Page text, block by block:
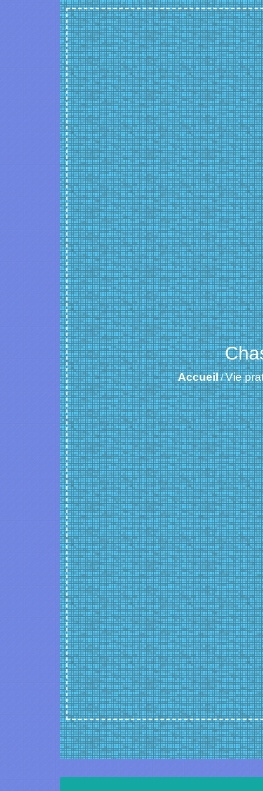
Accueil/Vie